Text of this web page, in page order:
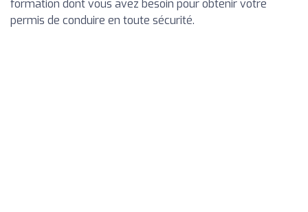
formation dont vous avez besoin pour obtenir votre
permis de conduire en toute sécurité.